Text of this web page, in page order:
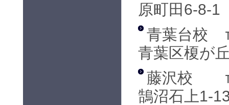
原町田6-8-
青葉台校
青葉区榎が
藤沢校
鵠沼石上1-